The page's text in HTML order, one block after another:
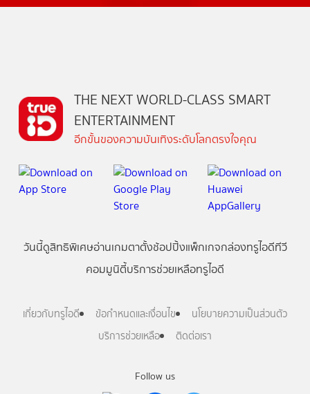
Follow us
THE NEXT WORLD-CLASS SMART
ENTERTAINMENT
อีกขั้นของความบันเทิงระดับโลกตรงใจคุณ
วันนี้ดูสิทธิพิเศษอ่านเกมตาตั้งช้อปปิ้งแพ็กเกจกล่องทรูไอดีทีวี
คอมมูนิตี้บริการช่วยเหลือทรูไอดี
เกี่ยวกับทรูไอดี ข้อกำหนดและเงื่อนไข
นโยบายความเป็นส่วนตัว
บริการช่วยเหลือ
ติดต่อเรา